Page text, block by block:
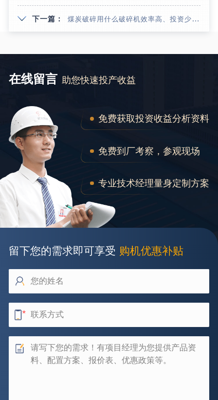
下一篇： 煤炭破碎用什么破碎机效率高、投资少、收益高？
在线留言 助您快速投产收益
免费获取投资收益分析资料
免费到厂考察，参观现场
专业技术经理量身定制方案
留下您的需求即可享受 购机优惠补贴